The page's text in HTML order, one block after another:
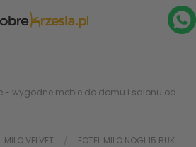
- wygodne meble do domu i salonu od
MILO VELVET FOTEL MILO NOGI 15 BUK